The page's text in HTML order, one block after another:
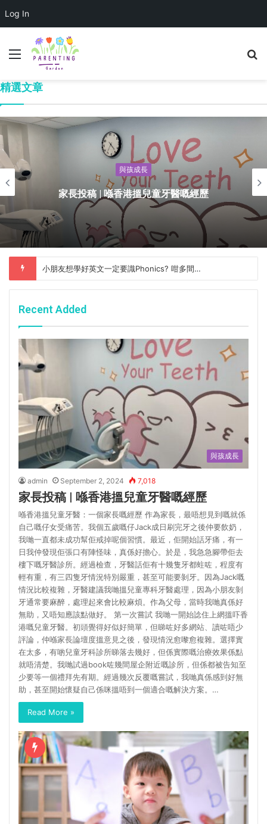
Log In
精選文章
與孩成長
家長投稿 | 喺香港搵兒童牙醫嘅經歷
小朋友想學好英文一定要識Phonics? 咁多間家長點揀好?
Recent Added
與孩成長
admin September 2, 2024 7,018
家長投稿 | 喺香港搵兒童牙醫嘅經歷
喺香港搵兒童牙醫：一個家長嘅經歷 作為家長，最唔想見到嘅就係
自己嘅仔女受痛苦。我個五歲嘅仔Jack成日刷完牙之後仲要飲奶，
我哋一直都未成功幫佢戒掉呢個習慣。最近，佢開始話牙痛，有一
日我仲發現佢張口有陣怪味，真係好擔心。於是，我急急腳帶佢去
樓下嘅牙醫診所。經過檢查，牙醫話佢有十幾隻牙都蛀咗，程度有
輕有重，有三四隻牙情況特別嚴重，甚至可能要剝牙。因為Jack嘅
情況比較複雜，牙醫建議我哋搵兒童專科牙醫處理，因為小朋友剝
牙通常要麻醉，處理起來會比較麻煩。作為父母，當時我哋真係好
無助，又唔知應該點做好。 第一次嘗試 我哋一開始諗住上網搵吓香
港嘅兒童牙醫。初頭覺得好似好簡單，但睇咗好多網站、讀咗唔少
評論，仲喺家長論壇度搵意見之後，發現情況愈嚟愈複雜。選擇實
在太多，有啲兒童牙科診所睇落去幾好，但係實際嘅治療效果係點
就唔清楚。我哋試過book咗幾間屋企附近嘅診所，但係都被告知至
少要等一個禮拜先有期。經過幾次反覆嘅嘗試，我哋真係感到好無
助，甚至開始懷疑自己係咪搵唔到一個適合嘅解決方案。…
Read More »